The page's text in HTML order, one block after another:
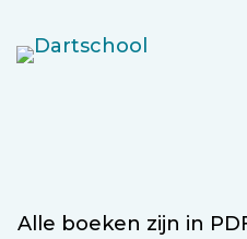
naar
Alle boeken zijn in